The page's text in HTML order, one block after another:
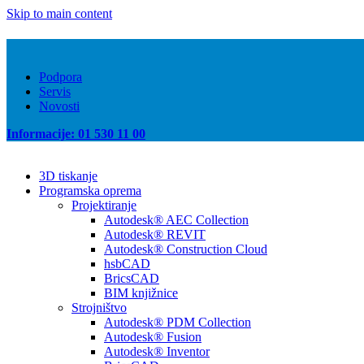
Skip to main content
Podpora
Servis
Novosti
Informacije: 01 530 11 00
3D tiskanje
Programska oprema
Projektiranje
Autodesk® AEC Collection
Autodesk® REVIT
Autodesk® Construction Cloud
hsbCAD
BricsCAD
BIM knjižnice
Strojništvo
Autodesk® PDM Collection
Autodesk® Fusion
Autodesk® Inventor